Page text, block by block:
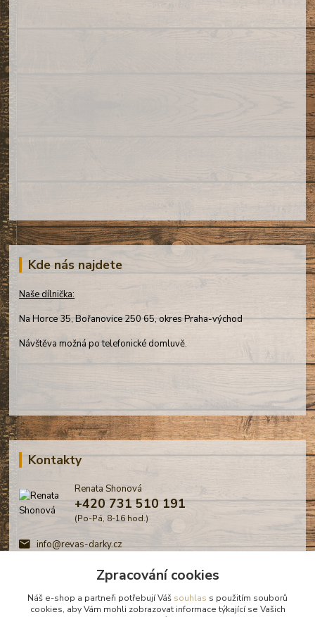
Kde nás najdete
Naše dílnička:
Na Horce 35, Bořanovice 250 65, okres Praha-východ
Návštěva možná po telefonické domluvě.
Kontakty
Renata Shonová
+420 731 510 191
(Po-Pá, 8-16 hod.)
info@revas-darky.cz
Zpracování cookies
Náš e-shop a partneři potřebují Váš souhlas s použitím souborů
cookies, aby Vám mohli zobrazovat informace týkající se Vašich